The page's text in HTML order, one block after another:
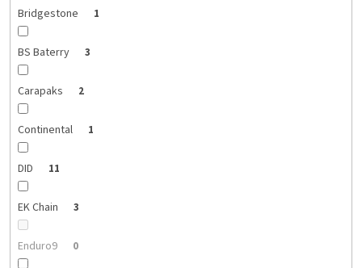
Bridgestone 1
BS Baterry 3
Carapaks 2
Continental 1
DID 11
EK Chain 3
Enduro9 0